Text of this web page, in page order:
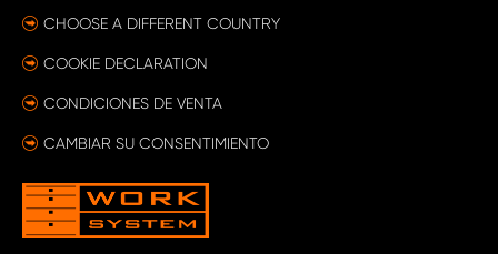
CHOOSE A DIFFERENT COUNTRY
COOKIE DECLARATION
CONDICIONES DE VENTA
CAMBIAR SU CONSENTIMIENTO